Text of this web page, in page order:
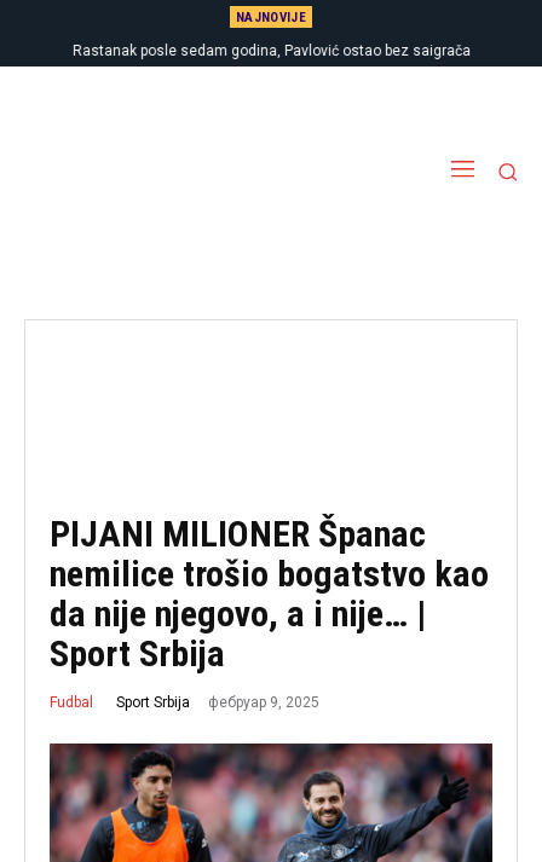
NAJNOVIJE
Rastanak posle sedam godina, Pavlović ostao bez saigrača
PIJANI MILIONER Španac
nemilice trošio bogatstvo kao
da nije njegovo, a i nije… |
Sport Srbija
Fudbal Sport Srbija фебруар 9, 2025